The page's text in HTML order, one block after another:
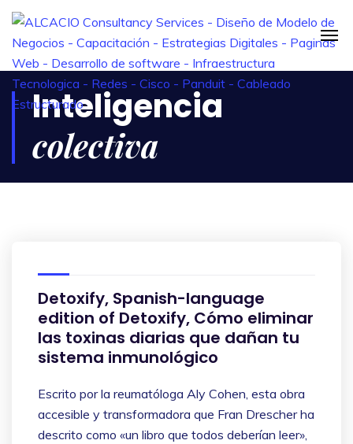
Inteligencia
colectiva
Detoxify, Spanish-language
edition of Detoxify, Cómo eliminar
las toxinas diarias que dañan tu
sistema inmunológico
Escrito por la reumatóloga Aly Cohen, esta obra
accesible y transformadora que Fran Drescher ha
descrito como «un libro que todos deberían leer»,